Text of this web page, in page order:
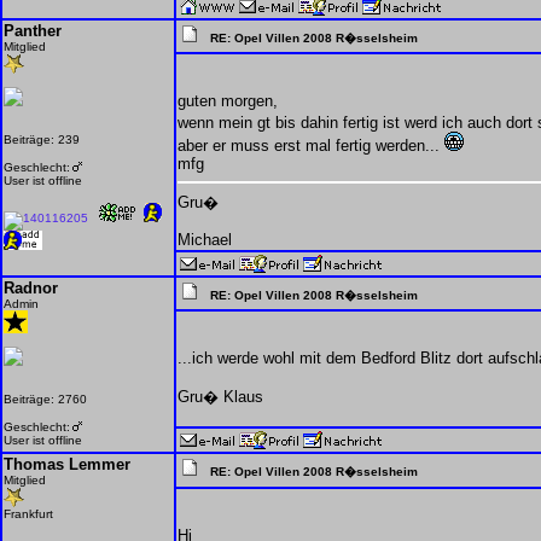
Panther
Mitglied
Beiträge: 239
Geschlecht:
User ist offline
RE: Opel Villen 2008 R�sselsheim
guten morgen,
wenn mein gt bis dahin fertig ist werd ich auch dort
aber er muss erst mal fertig werden...
mfg
Gru�
Michael
Radnor
Admin
Beiträge: 2760
Geschlecht:
User ist offline
RE: Opel Villen 2008 R�sselsheim
...ich werde wohl mit dem Bedford Blitz dort
Gru� Klaus
Thomas Lemmer
Mitglied
Frankfurt
RE: Opel Villen 2008 R�sselsheim
Hi